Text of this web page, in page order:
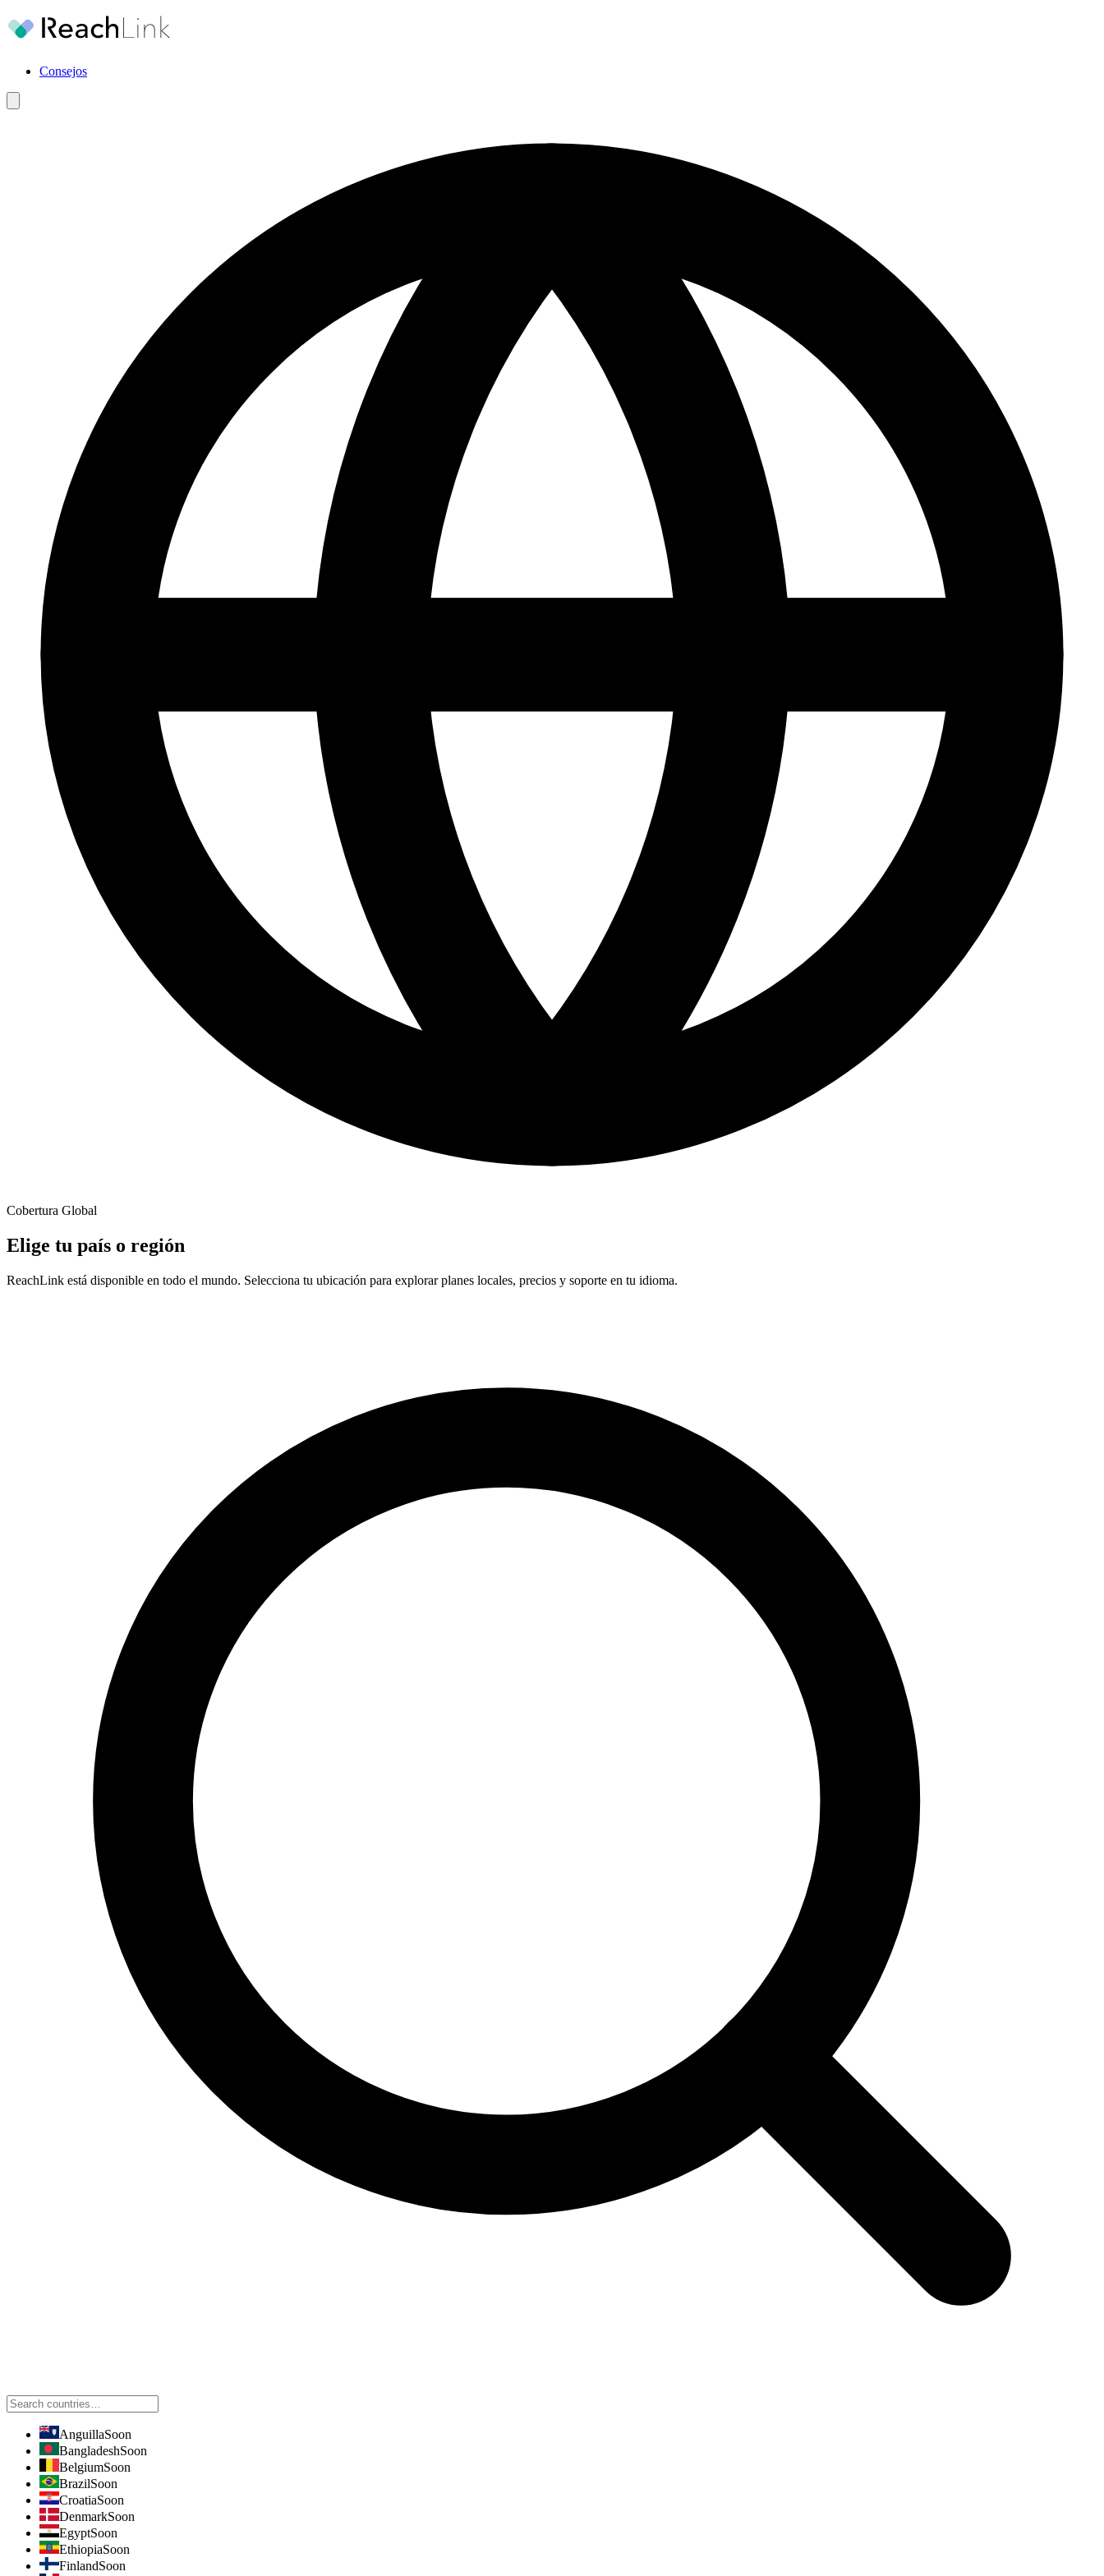
Consejos
Cobertura Global
Elige tu país o región
ReachLink está disponible en todo el mundo. Selecciona tu ubicación para explorar planes locales, precios y soporte en tu idioma.
AnguillaSoon
BangladeshSoon
BelgiumSoon
BrazilSoon
CroatiaSoon
DenmarkSoon
EgyptSoon
EthiopiaSoon
FinlandSoon